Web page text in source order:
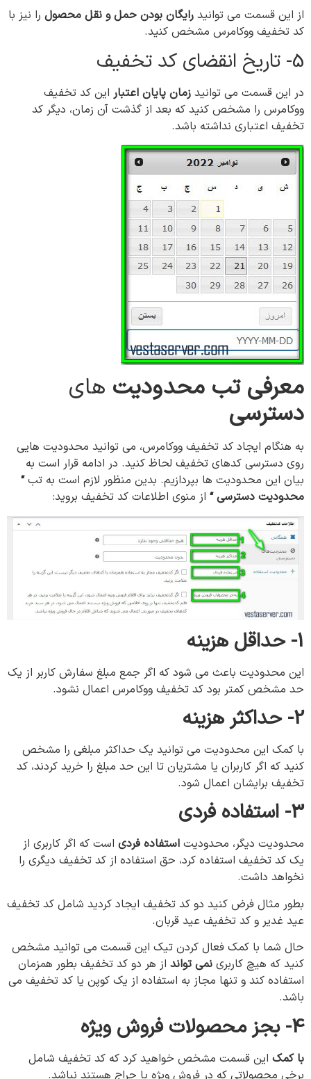
از این قسمت می توانيد رایگان بودن حمل و نقل محصول را نیز با
کد تخفیف ووکامرس مشخص کنید.
5- تاریخ انقضای کد تخفیف
در این قسمت می توانید زمان پایان اعتبار این کد تخفیف
ووکامرس را مشخص کنید که بعد از گذشت آن زمان، دیگر کد
تخفیف اعتباری نداشته باشد.
معرفی تب محدودیت های
دسترسی
به هنگام ایجاد کد تخفیف ووکامرس، می توانید محدودیت هایی
روی دسترسی کدهای تخفیف لحاظ کنید. در ادامه قرار است به
بیان این محدودیت ها بپردازیم. بدین منظور لازم است به تب“
محدودیت دسترسی “ از منوی اطلاعات کد تخفیف بروید:
1- حداقل هزینه
این محدودیت باعث می شود که اگر جمع مبلغ سفارش کاربر از یک
حد مشخص کمتر بود کد تخفیف ووکامرس اعمال نشود.
2- حداکثر هزینه
با کمک این محدودیت می توانید یک حداکثر مبلغی را مشخص
کنید که اگر کاربران یا مشتریان تا این حد مبلغ را خرید کردند، کد
تخفیف برایشان اعمال شود.
3- استفاده فردی
محدودیت دیگر، محدودیت استفاده فردی است که اگر کاربری از
یک کد تخفیف استفاده کرد، حق استفاده از کد تخفیف دیگری را
نخواهد داشت.
بطور مثال فرض کنید دو کد تخفیف ایجاد کردید شامل کد تخفیف
عید غدیر و کد تخفیف عید قربان.
حال شما با کمک فعال کردن تیک این قسمت می توانید مشخص
کنید که هیچ کاربری نمی تواند از هر دو کد تخفیف بطور همزمان
استفاده کند و تنها مجاز به استفاده از یک کوپن یا کد تخفیف می
باشد.
4- بجز محصولات فروش ویژه
با کمک این قسمت مشخص خواهید کرد که کد تخفیف شامل
برخی محصولاتی که در فروش ویژه یا حراج هستند نباشد.